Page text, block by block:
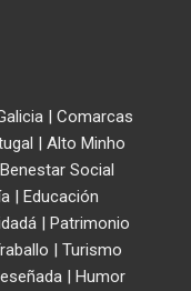
| Comarcas
| Alto Minho
Benestar Social
| Educación
| Patrimonio
| Turismo
| Humor